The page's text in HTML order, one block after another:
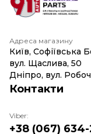
Адреса магазину
Київ, Софіївська
вул. Щаслива, 50
Дніпро, вул.
Контакти
Viber:
+38 (067)